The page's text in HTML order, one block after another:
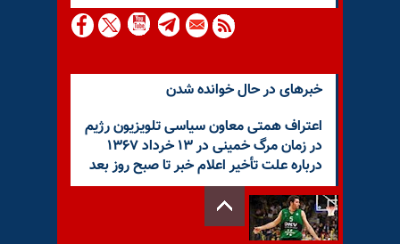
خبرهای در حال خوانده شدن
اعتراف همتی معاون سیاسی تلویزیون رژیم
در زمان مرگ خمینی در ۱۳ خرداد ۱۳۶۷
درباره علت تأخیر اعلام خبر تا صبح روز بعد